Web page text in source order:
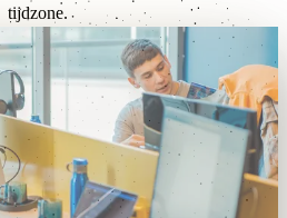
tijdzone.